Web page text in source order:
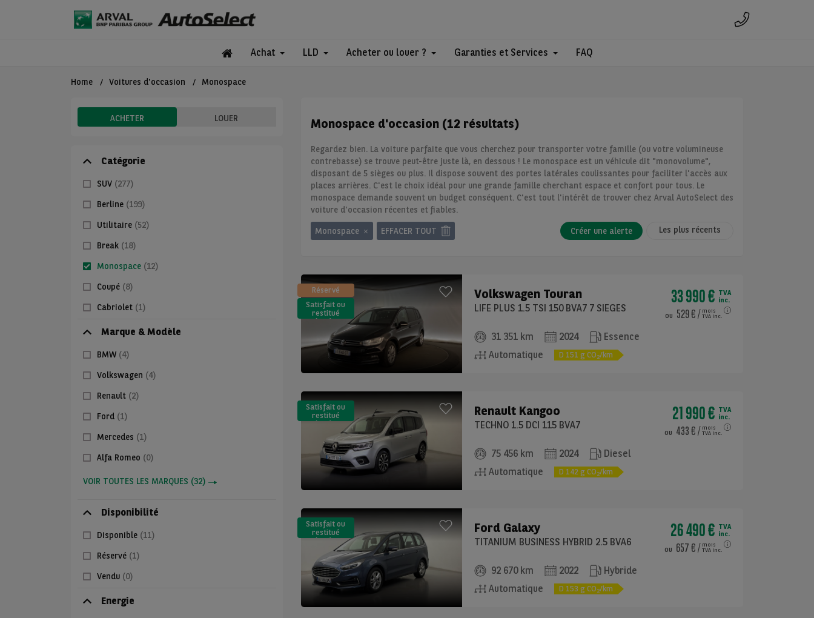
Achat LLD Acheter ou louer ? Garanties et Services FAQ
Home Voitures d'occasion Monospace
ACHETER LOUER
Catégorie
SUV (277)
Berline (199)
Utilitaire (52)
Break (18)
Monospace (12)
Coupé (8)
Cabriolet (1)
Marque & Modèle
BMW (4)
Volkswagen (4)
Renault (2)
Ford (1)
Mercedes (1)
Alfa Romeo (0)
VOIR TOUTES LES MARQUES (32)
Disponibilité
Disponible (11)
Réservé (1)
Vendu (0)
Energie
Monospace d'occasion (12 résultats)
Regardez bien. La voiture parfaite que vous cherchez pour transporter votre famille (ou votre volumineuse
contrebasse) se trouve peut-être juste là, en dessous ! Le monospace est un véhicule dit "monovolume",
disposant de 5 sièges ou plus. Il dispose souvent des portes latérales coulissantes pour faciliter l'accès aux
places arrières. C'est le choix idéal pour une grande famille cherchant espace et confort pour tous. Le
monospace demande souvent un budget conséquent. C'est tout l'intérêt de trouver chez Arval AutoSelect des
voiture d'occasion récentes et fiables.
Monospace EFFACER TOUT Créer une alerte Les plus récents
Réservé
Satisfait ou
restitué
(LLD)*
Volkswagen Touran
LIFE PLUS 1.5 TSI 150 BVA7 7 SIEGES
31 351 km 2024
Essence
Automatique
D 151 g CO2/km
33 990 € TVA
inc.
ou 529 €/ mois
TVA inc.
Satisfait ou
restitué
(LLD)*
Renault Kangoo
TECHNO 1.5 DCI 115 BVA7
75 456 km 2024
Diesel
Automatique
D 142 g CO2/km
21 990 € TVA
inc.
ou 433 €/ mois
TVA inc.
Satisfait ou
restitué
(LLD)*
Ford Galaxy
TITANIUM BUSINESS HYBRID 2.5 BVA6
92 670 km 2022
Hybride
Automatique
D 153 g CO2/km
26 490 € TVA
inc.
ou 657 €/ mois
TVA inc.